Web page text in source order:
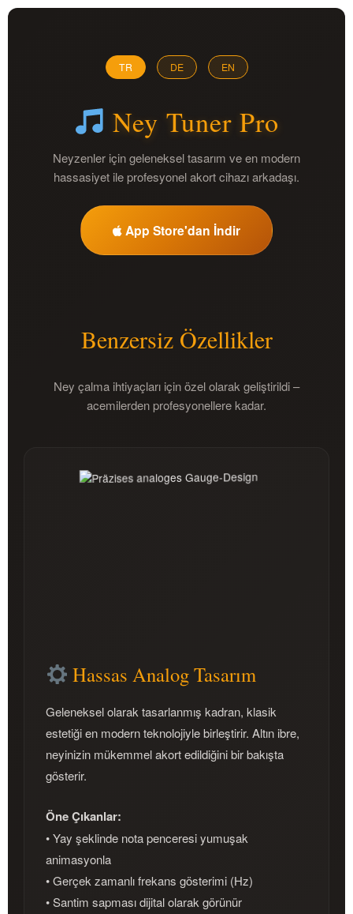
Zum
TR DE EN
Ney Tuner Pro
Neyzenler için geleneksel tasarım ve en modern
hassasiyet ile profesyonel akort cihazı arkadaşı.
App Store'dan İndir
Benzersiz Özellikler
Ney çalma ihtiyaçları için özel olarak geliştirildi –
acemilerden profesyonellere kadar.
Hassas Analog Tasarım
Geleneksel olarak tasarlanmış kadran, klasik
estetiği en modern teknolojiyle birleştirir. Altın ibre,
neyinizin mükemmel akort edildiğini bir bakışta
gösterir.
Öne Çıkanlar:
• Yay şeklinde nota penceresi yumuşak
animasyonla
• Gerçek zamanlı frekans gösterimi (Hz)
• Santim sapması dijital olarak görünür